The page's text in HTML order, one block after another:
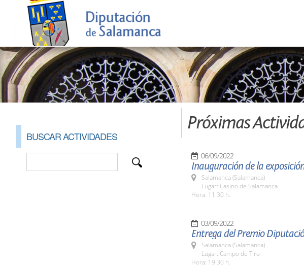
BUSCAR ACTIVIDADES
Próximas
06/09/2022
Inauguración de la
Salamanca (Salamanca)
Lugar: Casino de Salamanca
Hora: 11:30 h.
03/09/2022
Entrega del Premio
Salamanca (Salamanca)
Lugar: Campo de Tiro
Hora: 19:30 h.